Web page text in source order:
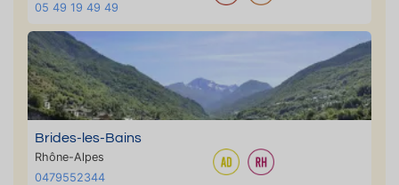
05 49 19 49 49
Brides-les-Bains
Rhône-Alpes
0479552344